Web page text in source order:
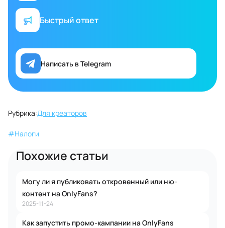
Быстрый ответ
Написать в Telegram
Рубрика:Для креаторов
#Налоги
Похожие статьи
Могу ли я публиковать откровенный или ню-
контент на OnlyFans?
2025-11-24
Как запустить промо‑кампании на OnlyFans